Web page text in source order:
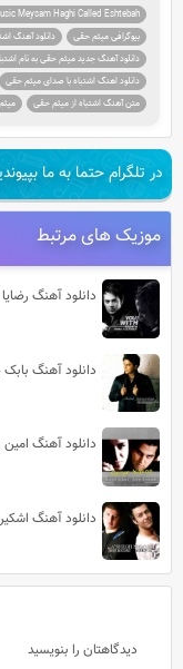
Meysam Haghi Called Eshtebah
بیوگرافی میثم حقی
دانلود آهنگ
دانلود آهنگ جدید میثم حقی به نام
دانلود اهنگ اشتباه با صدای میثم حقی
متن آهنگ اشتباه از میثم حقی
در تلگرام حتما به ما
موزیک های مرتبط
دانلود آهنگ
دانلود آهنگ
دانلود آهنگ
دانلود آهنگ اشکین 0098 و امین رستمی به نام عاشق
دیدگاهتان را بنویسید